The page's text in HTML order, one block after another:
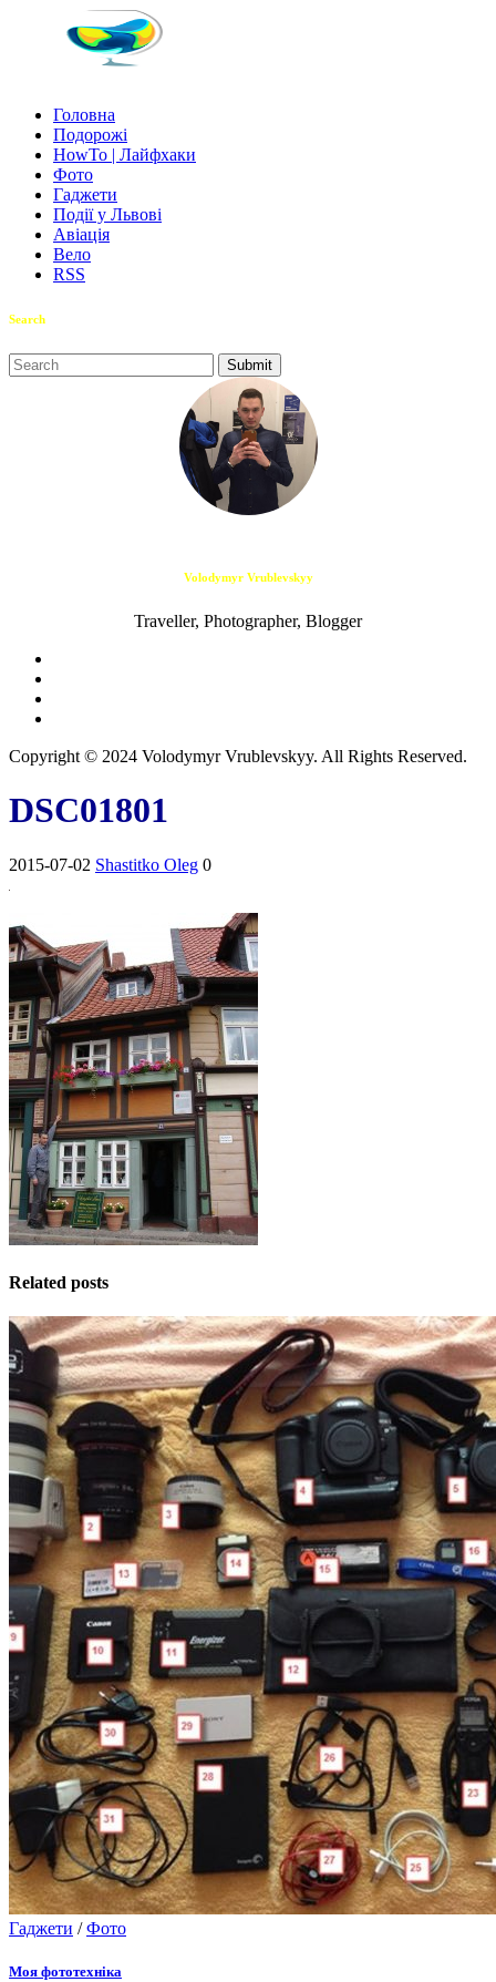
Головна
Подорожі
HowTo | Лайфхаки
Фото
Гаджети
Події у Львові
Авіація
Вело
RSS
Search
Volodymyr Vrublevskyy
Traveller, Photographer, Blogger
Copyright © 2024 Volodymyr Vrublevskyy. All Rights Reserved.
DSC01801
2015-07-02 Shastitko Oleg 0
Related posts
Гаджети /Фото
Моя фототехніка